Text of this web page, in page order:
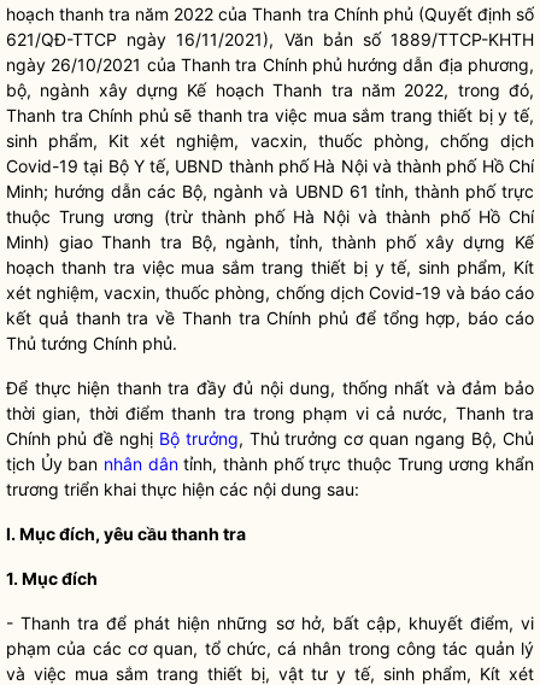
hoạch thanh tra năm 2022 của Thanh tra Chính phủ (Quyết định số
621/QĐ-TTCP ngày 16/11/2021), Văn bản số 1889/TTCP-KHTH
ngày 26/10/2021 của Thanh tra Chính phủ hướng dẫn địa phương,
bộ, ngành xây dựng Kế hoạch Thanh tra năm 2022, trong đó,
Thanh tra Chính phủ sẽ thanh tra việc mua sắm trang thiết bị y tế,
sinh phẩm, Kit xét nghiệm, vacxin, thuốc phòng, chống dịch
Covid-19 tại Bộ Y tế, UBND thành phố Hà Nội và thành phố Hồ Chí
Minh; hướng dẫn các Bộ, ngành và UBND 61 tỉnh, thành phố trực
thuộc Trung ương (trừ thành phố Hà Nội và thành phố Hồ Chí
Minh) giao Thanh tra Bộ, ngành, tỉnh, thành phố xây dựng Kế
hoạch thanh tra việc mua sắm trang thiết bị y tế, sinh phẩm, Kít
xét nghiệm, vacxin, thuốc phòng, chống dịch Covid-19 và báo cáo
kết quả thanh tra về Thanh tra Chính phủ để tổng hợp, báo cáo
Thủ tướng Chính phủ.
Để thực hiện thanh tra đầy đủ nội dung, thống nhất và đảm bảo
thời gian, thời điểm thanh tra trong phạm vi cả nước, Thanh tra
Chính phủ đề nghị Bộ trưởng, Thủ trưởng cơ quan ngang Bộ, Chủ
tịch Ủy ban nhân dântỉnh, thành phố trực thuộc Trung ương khẩn
trương triển khai thực hiện các nội dung sau:
I. Mục đích, yêu cầu thanh tra
1. Mục đích
- Thanh tra để phát hiện những sơ hở, bất cập, khuyết điểm, vi
phạm của các cơ quan, tổ chức, cá nhân trongcông tác quản lý
và việc mua sắm trang thiết bị, vật tư y tế, sinh phẩm, Kít xét